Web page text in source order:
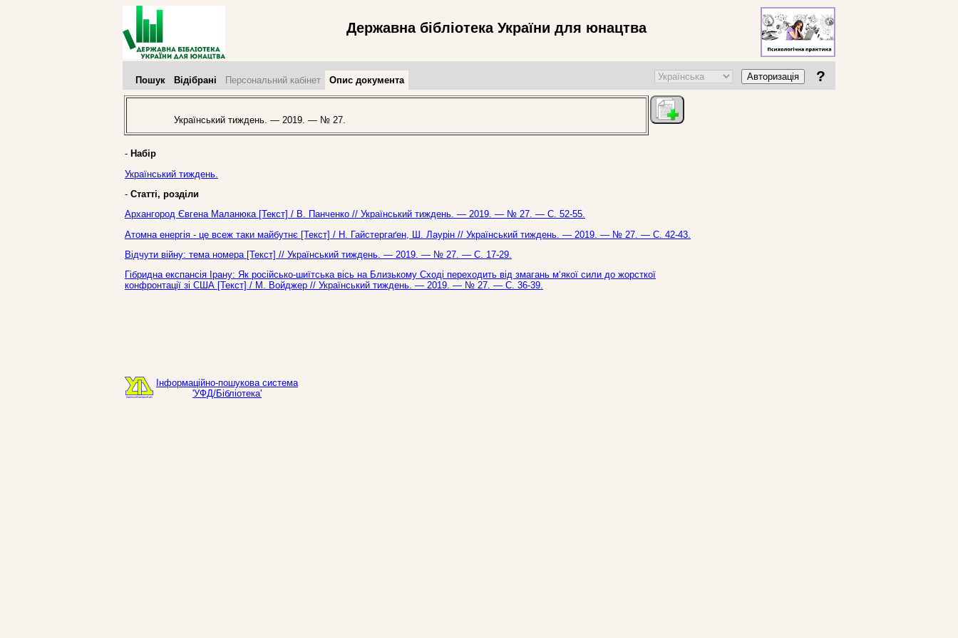
Державна бібліотека України для юнацтва
Пошук Відібрані Персональний кабінет Опис документа Авторизація ?
Український тиждень. — 2019. — № 27.
- Набір
Український тиждень.
- Статті, розділи
Архангород Євгена Маланюка [Текст] / В. Панченко // Український тиждень. — 2019. — № 27. — С. 52-55.
Атомна енергія - це всеж таки майбутнє [Текст] / Н. Гайстергаґен, Ш. Лаурін // Український тиждень. — 2019. — № 27. — С. 42-43.
Відчути війну: тема номера [Текст] // Український тиждень. — 2019. — № 27. — С. 17-29.
Гібридна експансія Ірану: Як російсько-шиїтська вісь на Близькому Сході переходить від змагань м‘якої сили до жорсткої
конфронтації зі США [Текст] / М. Войджер // Український тиждень. — 2019. — № 27. — С. 36-39.
Інформаційно-пошукова система
'УФД/Бібліотека'